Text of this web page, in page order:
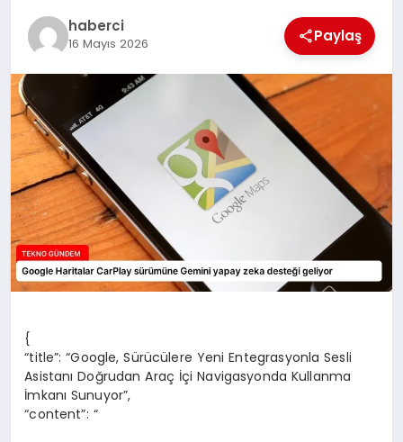
haberci
16 Mayıs 2026 Paylaş
{
“title”: “Google, Sürücülere Yeni Entegrasyonla Sesli
Asistanı Doğrudan Araç İçi Navigasyonda Kullanma
İmkanı Sunuyor”,
“content”: “